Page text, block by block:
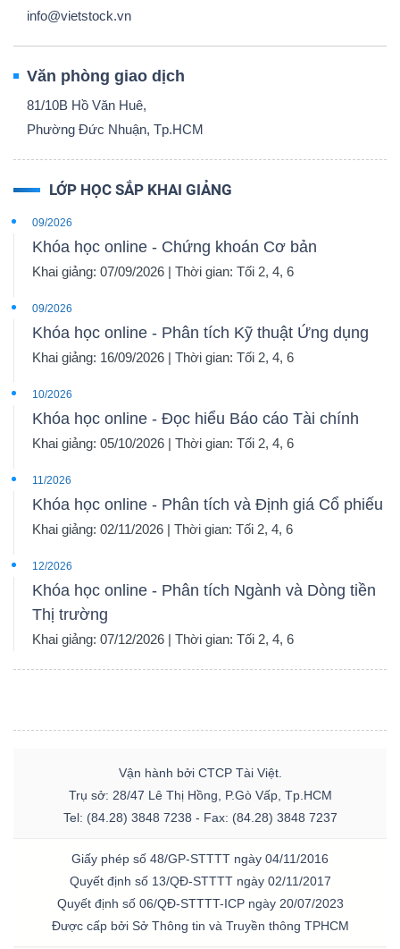
info@vietstock.vn
Văn phòng giao dịch
81/10B Hồ Văn Huê,
Phường Đức Nhuận, Tp.HCM
LỚP HỌC SẮP KHAI GIẢNG
09/2026
Khóa học online - Chứng khoán Cơ bản
Khai giảng: 07/09/2026 | Thời gian: Tối 2, 4, 6
09/2026
Khóa học online - Phân tích Kỹ thuật Ứng dụng
Khai giảng: 16/09/2026 | Thời gian: Tối 2, 4, 6
10/2026
Khóa học online - Đọc hiểu Báo cáo Tài chính
Khai giảng: 05/10/2026 | Thời gian: Tối 2, 4, 6
11/2026
Khóa học online - Phân tích và Định giá Cổ phiếu
Khai giảng: 02/11/2026 | Thời gian: Tối 2, 4, 6
12/2026
Khóa học online - Phân tích Ngành và Dòng tiền
Thị trường
Khai giảng: 07/12/2026 | Thời gian: Tối 2, 4, 6
Vận hành bởi CTCP Tài Việt.
Trụ sở: 28/47 Lê Thị Hồng, P.Gò Vấp, Tp.HCM
Tel: (84.28) 3848 7238 - Fax: (84.28) 3848 7237
Giấy phép số 48/GP-STTTT ngày 04/11/2016
Quyết định số 13/QĐ-STTTT ngày 02/11/2017
Quyết định số 06/QĐ-STTTT-ICP ngày 20/07/2023
Được cấp bởi Sở Thông tin và Truyền thông TPHCM